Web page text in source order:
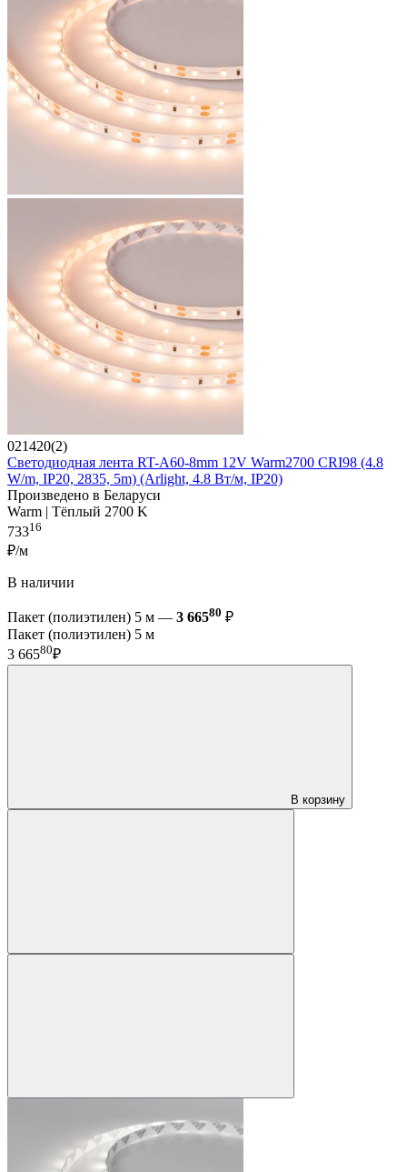
021420(2)
Светодиодная лента RT-A60-8mm 12V Warm2700 CRI98 (4.8
W/m, IP20, 2835, 5m) (Arlight, 4.8 Вт/м, IP20)
Произведено в Беларуси
Warm | Тёплый 2700 K
73316
₽/м
В наличии
Пакет (полиэтилен) 5 м — 3 66580 ₽
Пакет (полиэтилен) 5 м
3 66580₽
В корзину